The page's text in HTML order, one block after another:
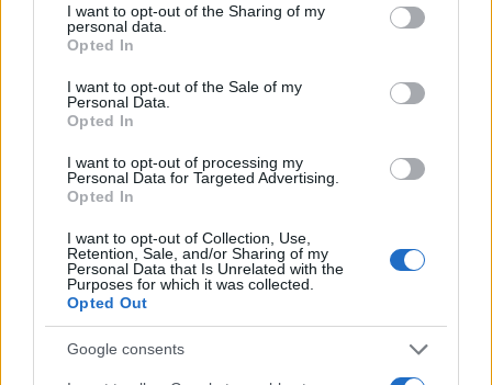
I want to opt-out of the Sharing of my
personal data.
Opted In
I want to opt-out of the Sale of my
Personal Data.
Opted In
I want to opt-out of processing my
Personal Data for Targeted Advertising.
Opted In
I want to opt-out of Collection, Use,
Retention, Sale, and/or Sharing of my
Personal Data that Is Unrelated with the
Purposes for which it was collected.
Opted Out
Google consents
accolte con una reazione ancora più dura e
decisa”. Teheran ha inoltre messo in guardia Stati
Uniti, Regno Unito e Francia dal fornire supporto
militare a Israele. Secondo fonti dei media
iraniani, l’Iran sarebbe pronto a colpire le basi di
questi Paesi nella regione qualora dovessero
intervenire a favore di Tel Aviv.
Nel tentativo di riportare la diplomazia al centro, il
presidente francese Emmanuel Macron ha avuto
un colloquio telefonico con Pezeshkian,
invitandolo a tornare “al più presto” al tavolo dei
negoziati sul nucleare. “Un’intesa è l’unico modo